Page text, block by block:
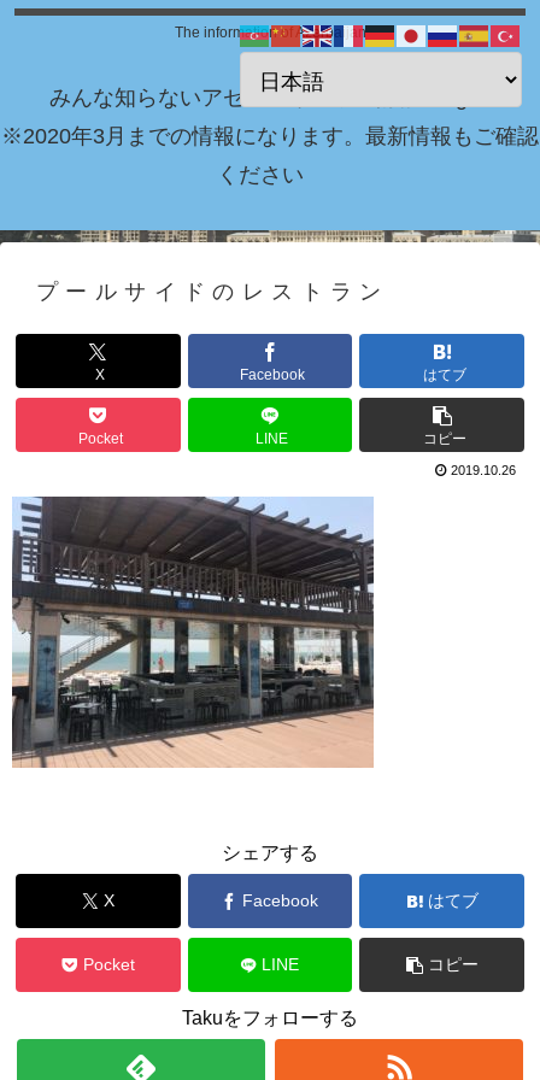
The information of Azerbaijan
みんな知らないアゼルバイジャン情報 Blog！
※2020年3月までの情報になります。最新情報もご確認
ください
プールサイドのレストラン
X Facebook はてブ
Pocket LINE コピー
2019.10.26
シェアする
X Facebook はてブ
Pocket LINE コピー
Takuをフォローする